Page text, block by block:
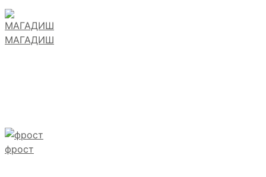
МАГАДИШ
фрост